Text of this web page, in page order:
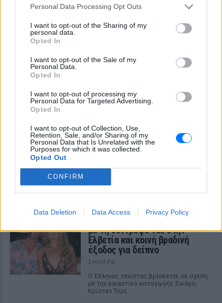
Personal Data Processing Opt Outs
I want to opt-out of the Sharing of my
personal data.
Opted In
I want to opt-out of the Sale of my
Personal Data.
Opted In
I want to opt-out of processing my
Personal Data for Targeted Advertising.
Opted In
I want to opt-out of Collection, Use,
Retention, Sale, and/or Sharing of my
Personal Data that Is Unrelated with the
Purposes for which it was collected.
Opted Out
CONFIRM
Data Deletion Data Access Privacy Policy
ΣΉΜΕΡΑ
Μέσα από ανάρτηση στο Instagram
H Ιωάννα Σιαμπάνη ανέβασε φωτογραφίες με
τους γιους της – Η στιγμή του θηλασμού και οι
μέρες χωρίς πρόγραμμα
Η πρώην παίκτρια του «My Style Rocks» και ο Τζίμης
Σταθοκωστόπουλος απέκτησαν πρόσφατα το δεύτερο
παιδί τους
ΣΉΜΕΡΑ
Στέφανος Τσιτσιπάς: Αγκαλιά
με τη σύντροφό του στην
Ελβετία και κοινή βραδινή
έξοδος για δείπνο
ΣΉΜΕΡΑ
Ο Έλληνας τενίστας βρίσκεται σε σχέση
με την εικαστικό καταγωγής Σικάγο,
Κρίστεν Τομς